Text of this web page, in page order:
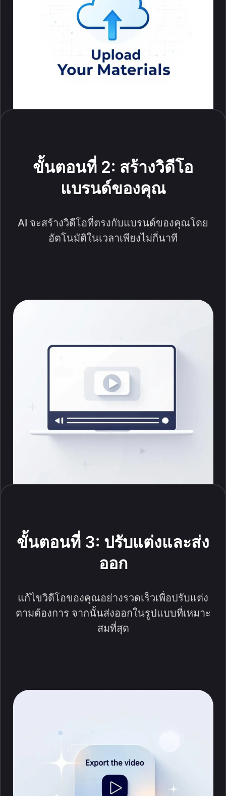
ขั้นตอนที่ 2: สร้างวิดีโอ
แบรนด์ของคุณ
AI จะสร้างวิดีโอที่ตรงกับแบรนด์ของคุณโดย
อัตโนมัติในเวลาเพียงไม่กี่นาที
ขั้นตอนที่ 3: ปรับแต่งและส่ง
ออก
แก้ไขวิดีโอของคุณอย่างรวดเร็วเพื่อปรับแต่ง
ตามต้องการ จากนั้นส่งออกในรูปแบบที่เหมาะ
สมที่สุด